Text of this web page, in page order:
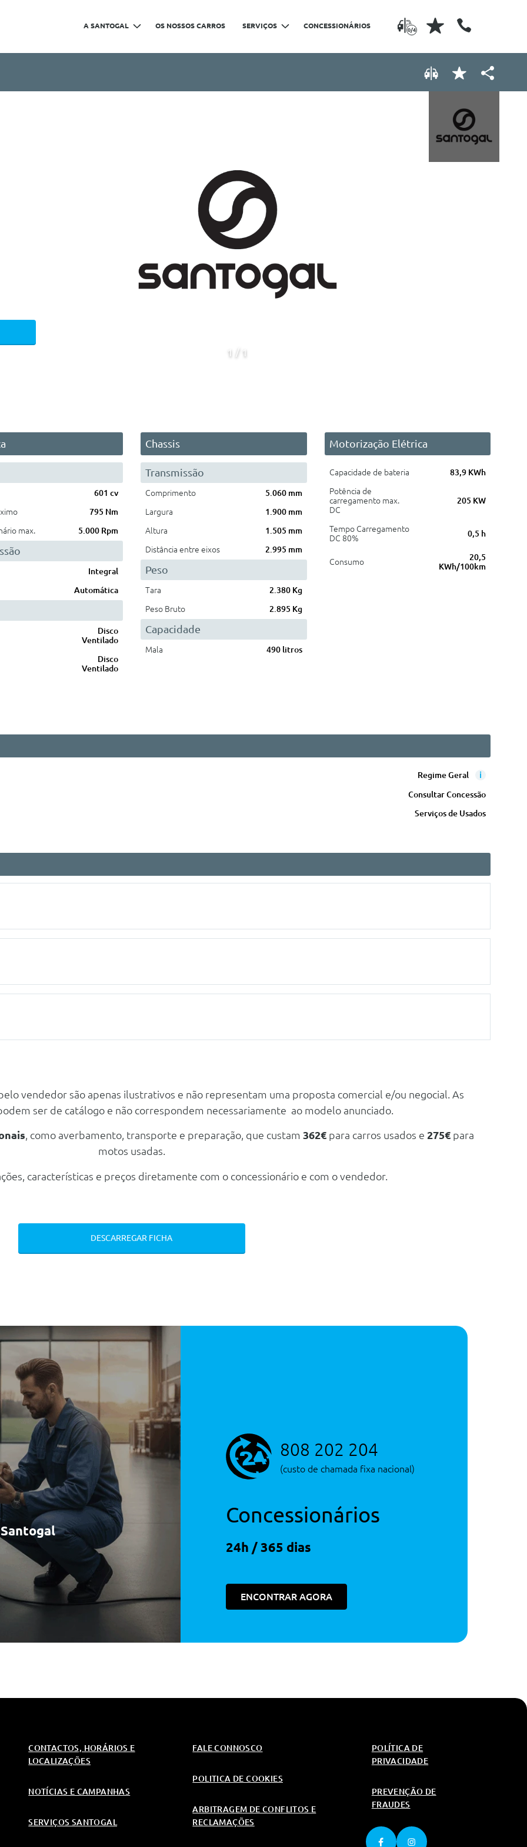
0/4
A SANTOGAL OS NOSSOS CARROS SERVIÇOS CONCESSIONÁRIOS
1 1
601 cv
795 Nm
max.
5.000 Rpm
Integral
Automática
Disco
Ventilado
Disco
Ventilado
Chassis
Transmissão
Comprimento
5.060 mm
Largura
1.900 mm
Altura
1.505 mm
Distância entre eixos
2.995 mm
Peso
Tara
2.380 Kg
Peso Bruto
2.895 Kg
Capacidade
Mala 490 litros
Motorização Elétrica
Capacidade de bateria
83,9 KWh
Potência de
carregamento max.
DC
205 KW
Tempo Carregamento
DC 80%
0,5 h
Consumo
20,5
KWh/100km
Regime Geral i
Consultar Concessão
Serviços de Usados
Condutor
Fios Prata De Alto Brilho
35 R21 98y E Tr.285/30 R21 100y
(Apenas Lado Condutor)
vendedor são apenas ilustrativos e não representam uma proposta comercial e/ou negocial. As
ser de catálogo e não correspondem necessariamente ao modelo anunciado.
, como averbamento, transporte e preparação, que custam 362€para carros usados e 275€para
motos usadas.
características e preços diretamente com o concessionário e com o vendedor.
DESCARREGAR FICHA
808 202 204
(custo de chamada fixa nacional)
Concessionários
24h / 365 dias
ENCONTRAR AGORA
CONTACTOS, HORÁRIOS E
LOCALIZAÇÕES
NOTÍCIAS E CAMPANHAS
SERVIÇOS SANTOGAL
FALE CONNOSCO
POLITICA DE COOKIES
ARBITRAGEM DE CONFLITOS E
RECLAMAÇÕES
POLÍTICA DE
PRIVACIDADE
PREVENÇÃO DE
FRAUDES